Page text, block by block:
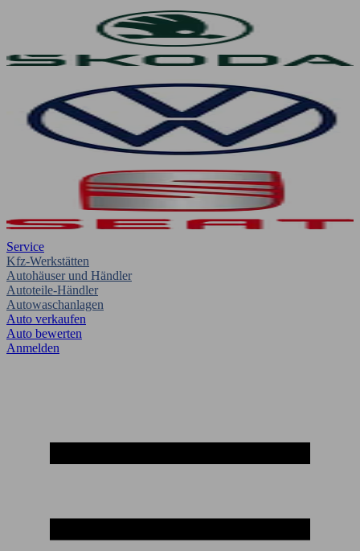
Service
Kfz-Werkstätten
Autohäuser und Händler
Autoteile-Händler
Autowaschanlagen
Auto verkaufen
Auto bewerten
Anmelden